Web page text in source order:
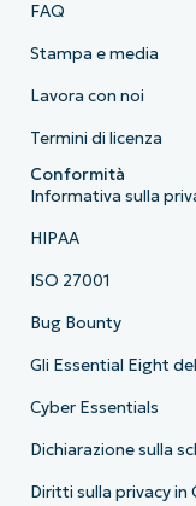
FAQ
Stampa e media
Lavora con noi
Termini di licenza
Conformità
Informativa sulla
HIPAA
ISO 27001
Bug Bounty
Gli Essential Eight
Cyber Essentials
Dichiarazione sulla
Diritti sulla privacy in